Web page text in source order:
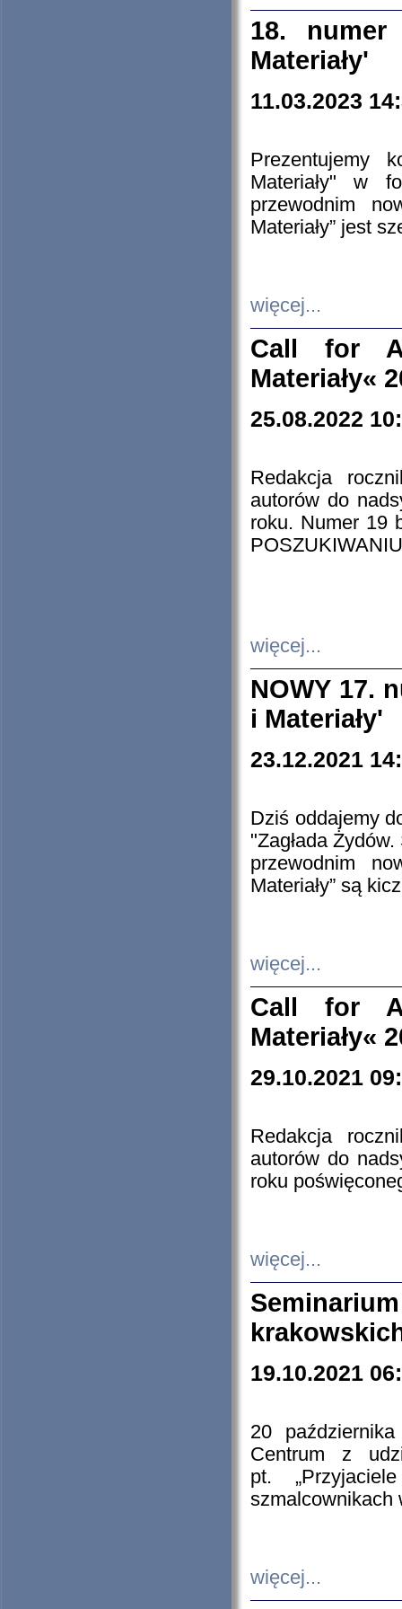
18. numer
Materiały'
11.03.2023
Prezentujemy
Materiały" w
przewodnim
Materiały” jest
więcej...
Call for
Materiały«
25.08.2022
Redakcja
autorów do
roku. Numer 19
więcej...
NOWY 17.
i Materiały'
23.12.2021
Dziś oddajemy
"Zagłada
przewodnim
Materiały” są
więcej...
Call for
Materiały«
29.10.2021
Redakcja
autorów do
roku
więcej...
19.10.2021
20
Centrum z
pt.
szmalcownikach
więcej...